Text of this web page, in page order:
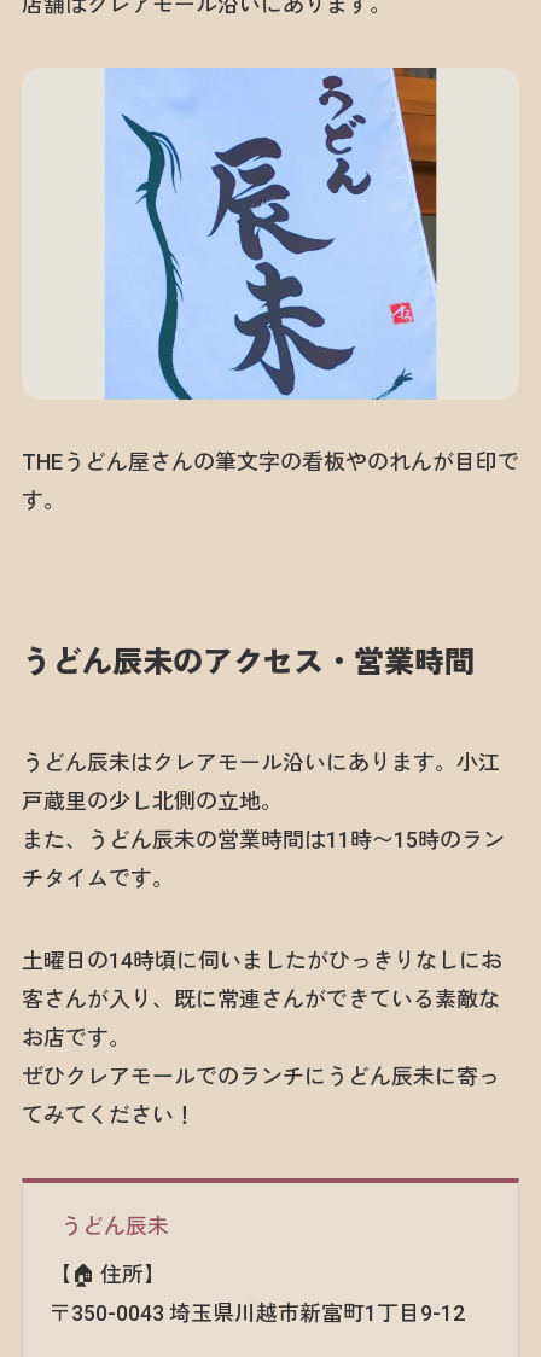
THEうどん屋さんの筆文字の看板やのれんが目印で
す。
うどん辰未のアクセス・営業時間
うどん辰未はクレアモール沿いにあります。小江
戸蔵里の少し北側の立地。
また、うどん辰未の営業時間は11時〜15時のラン
チタイムです。
土曜日の14時頃に伺いましたがひっきりなしにお
客さんが入り、既に常連さんができている素敵な
お店です。
ぜひクレアモールでのランチにうどん辰未に寄っ
てみてください！
うどん辰未
【🏠 住所】
〒350-0043 埼玉県川越市新富町1丁目9-12